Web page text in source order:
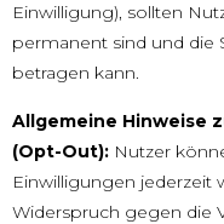
Einwilligung), sollten
permanent sind und die
betragen kann.
Allgemeine Hinweise
(Opt-Out): Nutzer
Einwilligungen jederzeit
Widerspruch gegen die